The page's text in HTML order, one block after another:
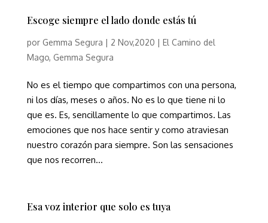
Escoge siempre el lado donde estás tú
por Gemma Segura | 2 Nov,2020 | El Camino del
Mago, Gemma Segura
No es el tiempo que compartimos con una persona,
ni los días, meses o años. No es lo que tiene ni lo
que es. Es, sencillamente lo que compartimos. Las
emociones que nos hace sentir y como atraviesan
nuestro corazón para siempre. Son las sensaciones
que nos recorren...
Esa voz interior que solo es tuya